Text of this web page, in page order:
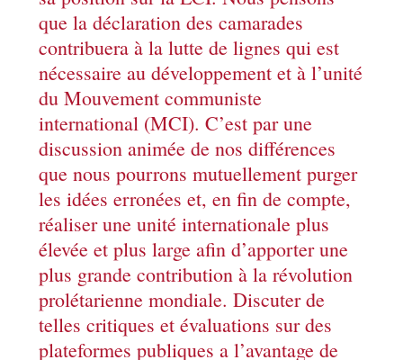
que la déclaration des camarades
contribuera à la lutte de lignes qui est
nécessaire au développement et à l’unité
du Mouvement communiste
international (MCI). C’est par une
discussion animée de nos différences
que nous pourrons mutuellement purger
les idées erronées et, en fin de compte,
réaliser une unité internationale plus
élevée et plus large afin d’apporter une
plus grande contribution à la révolution
prolétarienne mondiale. Discuter de
telles critiques et évaluations sur des
plateformes publiques a l’avantage de